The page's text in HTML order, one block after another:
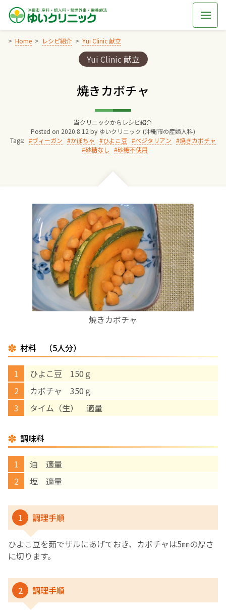
Skip
content
Home レシピ紹介 Yui Clinic 献立
Categories:
Yui Clinic 献立
焼きカボチャ
当クリニックからレシピ紹介
Posted on 2020.8.12 by ゆいクリニック (沖縄市の産婦人科)
Tags:
ヴィーガン かぼちゃ ひよこ豆 ベジタリアン
焼きカボチャ
砂糖なし
砂糖不使用
焼きカボチャ
材料 （5人分）
ひよこ豆 150ｇ
カボチャ 350ｇ
タイム（生） 適量
調味料
油 適量
塩 適量
1 調理手順
ひよこ豆を茹でザルにあげておき、カボチャは5㎜の厚さ
に切ります。
2 調理手順
院長からのごあいさつ
妊婦健診
お産について
親と子の結びつき支援
母乳育児
その他の診療内容
‘さんルーム’ でさまざまな講座・クラス
遠方にお住まいで当院での出産を希望される方へ
医師プロフィール